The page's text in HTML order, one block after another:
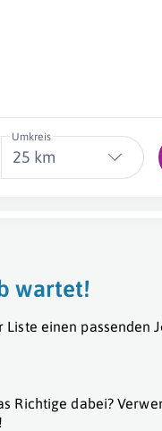
Umkreis
25 km
wartet!
Liste einen passenden
Richtige dabei?